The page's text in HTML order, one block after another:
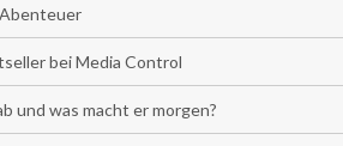
bei Media Control
und was macht er morgen?